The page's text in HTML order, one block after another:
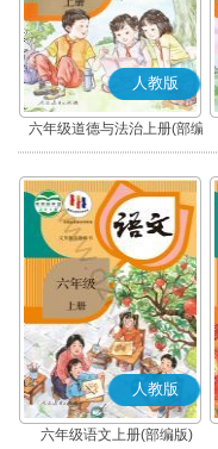
人教版
六年级道德与法治上册(部编
版)
人教版
六年级语文上册(部编版)